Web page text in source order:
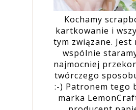
Kochamy
kartkowanie i
tym związane. Jest
wspólnie
najmocniej
twórczego
:-) Patronem tego
marka